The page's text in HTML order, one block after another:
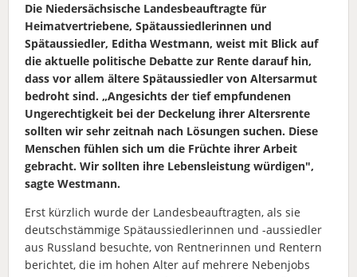
Die Niedersächsische Landesbeauftragte für
Heimatvertriebene, Spätaussiedlerinnen und
Spätaussiedler, Editha Westmann, weist mit Blick auf
die aktuelle politische Debatte zur Rente darauf hin,
dass vor allem ältere Spätaussiedler von Altersarmut
bedroht sind. „Angesichts der tief empfundenen
Ungerechtigkeit bei der Deckelung ihrer Altersrente
sollten wir sehr zeitnah nach Lösungen suchen. Diese
Menschen fühlen sich um die Früchte ihrer Arbeit
gebracht. Wir sollten ihre Lebensleistung würdigen",
sagte Westmann.
Erst kürzlich wurde der Landesbeauftragten, als sie
deutschstämmige Spätaussiedlerinnen und -aussiedler
aus Russland besuchte, von Rentnerinnen und Rentern
berichtet, die im hohen Alter auf mehrere Nebenjobs